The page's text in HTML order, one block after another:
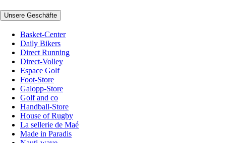
Unsere Geschäfte
Basket-Center
Daily Bikers
Direct Running
Direct-Volley
Espace Golf
Foot-Store
Galopp-Store
Golf and co
Handball-Store
House of Rugby
La sellerie de Maé
Made in Paradis